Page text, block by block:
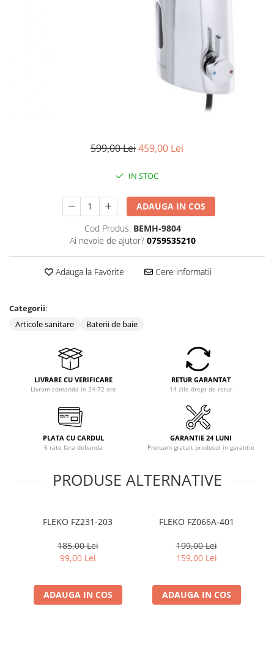
599,00 Lei459,00 Lei
IN STOC
ADAUGA IN COS
Cod Produs: BEMH-9804
Ai nevoie de ajutor? 0759535210
Adauga la Favorite Cere informatii
Categorii:
Articole sanitare
Baterii de baie
LIVRARE CU VERIFICARE
Livram comanda in 24-72 ore
RETUR GARANTAT
14 zile drept de retur
PLATA CU CARDUL
6 rate fara dobanda
GARANTIE 24 LUNI
Preluam gratuit produsul in garantie
PRODUSE ALTERNATIVE
FLEKO FZ231-203
185,00 Lei
99,00 Lei
ADAUGA IN COS
FLEKO FZ066A-401
199,00 Lei
159,00 Lei
ADAUGA IN COS